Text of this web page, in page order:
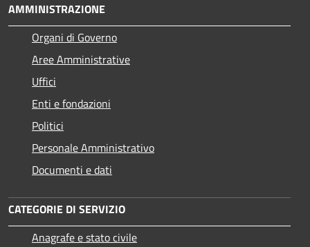
AMMINISTRAZIONE
Organi di Governo
Aree Amministrative
Uffici
Enti e fondazioni
Politici
Personale Amministrativo
Documenti e dati
CATEGORIE DI SERVIZIO
Anagrafe e stato civile